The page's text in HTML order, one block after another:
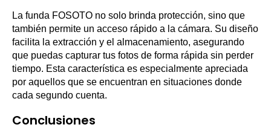
La funda FOSOTO no solo brinda protección, sino que
también permite un acceso rápido a la cámara. Su diseño
facilita la extracción y el almacenamiento, asegurando
que puedas capturar tus fotos de forma rápida sin perder
tiempo. Esta característica es especialmente apreciada
por aquellos que se encuentran en situaciones donde
cada segundo cuenta.
Conclusiones